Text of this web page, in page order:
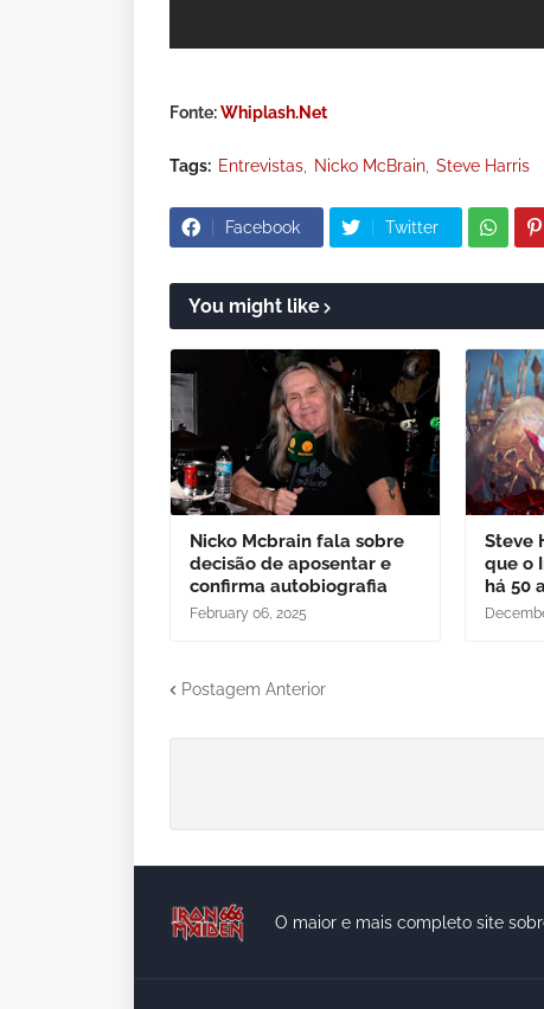
Fonte:Whiplash.Net
Tags: Entrevistas Nicko McBrain Steve Harris
Facebook Twitter
You might like
Nicko Mcbrain fala sobre
decisão de aposentar e
confirma autobiografia
February 06, 2025
Steve
que o
há 50
Postagem Anterior
O maior e mais completo site